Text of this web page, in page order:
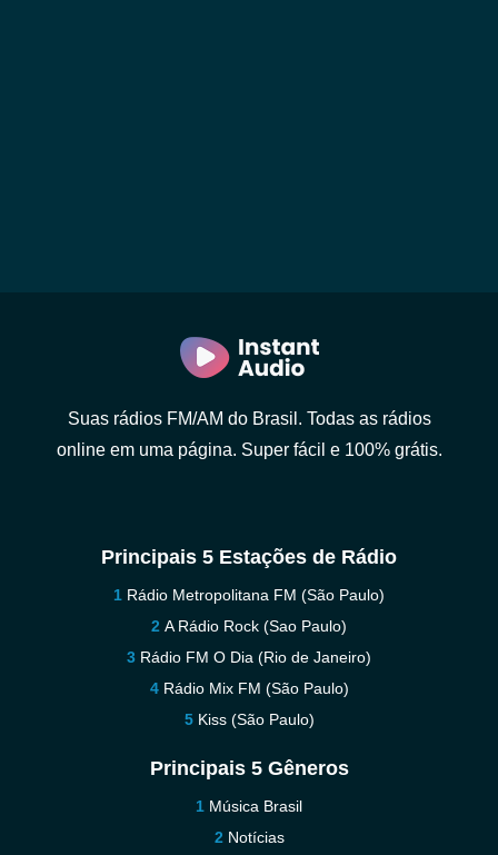
Suas rádios FM/AM do Brasil. Todas as rádios
online em uma página. Super fácil e 100% grátis.
Principais 5 Estações de Rádio
Rádio Metropolitana FM (São Paulo)
A Rádio Rock (Sao Paulo)
Rádio FM O Dia (Rio de Janeiro)
Rádio Mix FM (São Paulo)
Kiss (São Paulo)
Principais 5 Gêneros
Música Brasil
Notícias